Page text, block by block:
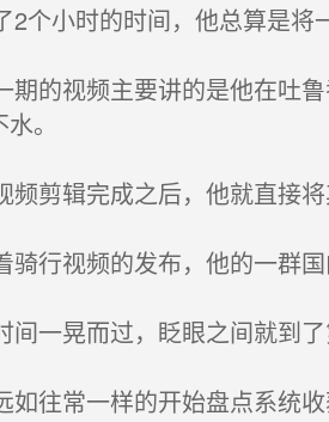
个小时的时间，他总算是将
的视频主要讲的是他在吐
。
剪辑完成之后，他就直接将
行视频的发布，他的一群国
一晃而过，眨眼之间就到了
往常一样的开始盘点系统收